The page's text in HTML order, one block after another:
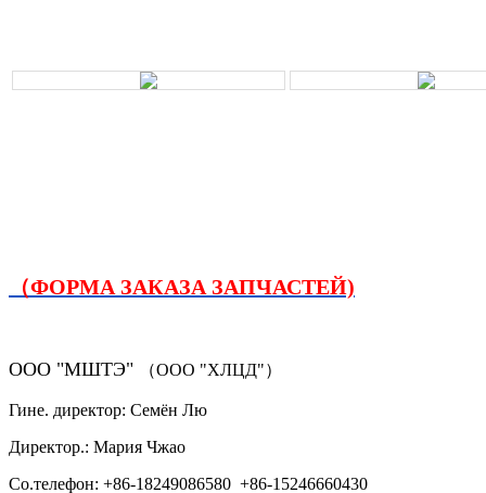
（ФОРМА ЗАКАЗА ЗАПЧАСТЕЙ)
ООО "МШТЭ" （ООО "ХЛЦД"）
Гине. директор: Семён Лю
Директор.: Мария Чжао
Со.телефон: +86-18249086580 +86-15246660430